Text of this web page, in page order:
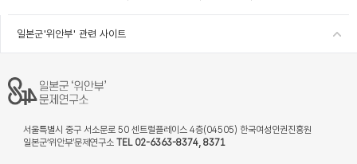
일본군'위안부' 관련 사이트
서울특별시 중구 서소문로 50 센트럴플레이스 4층(04505) 한국여성인권진흥원
일본군‘위안부’문제연구소 TEL 02-6363-8374, 8371